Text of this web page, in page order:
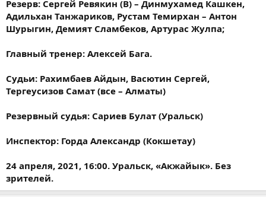
Резерв: Сергей Ревякин (В) – Динмухамед Кашкен,
Адильхан Танжариков, Рустам Темирхан – Антон
Шурыгин, Демият Сламбеков, Артурас Жулпа;
Главный тренер: Алексей Бага.
Судьи: Рахимбаев Айдын, Васютин Сергей,
Тергеусизов Самат (все – Алматы)
Резервный судья: Сариев Булат (Уральск)
Инспектор: Горда Александр (Кокшетау)
24 апреля, 2021, 16:00. Уральск, «Акжайык». Без
зрителей.